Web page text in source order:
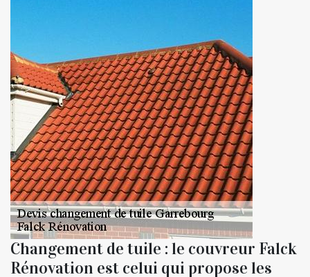
Changement de tuile : le couvreur Falck
Rénovation est celui qui propose les